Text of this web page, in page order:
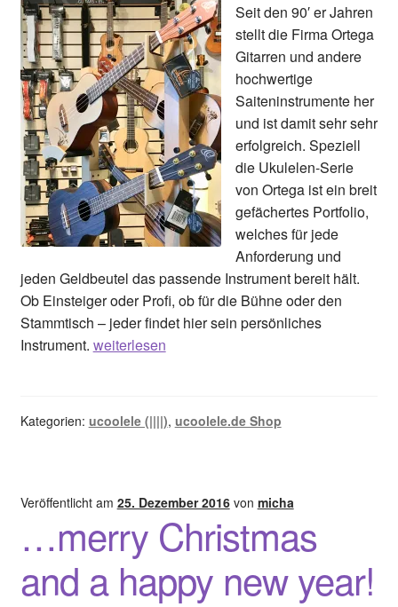
Seit den 90′ er Jahren
stellt die Firma Ortega
Gitarren und andere
hochwertige
Saiteninstrumente her
und ist damit sehr sehr
erfolgreich. Speziell
die Ukulelen-Serie
von Ortega ist ein breit
gefächertes Portfolio,
welches für jede
Anforderung und
jeden Geldbeutel das passende Instrument bereit hält.
Ob Einsteiger oder Profi, ob für die Bühne oder den
Stammtisch – jeder findet hier sein persönliches
Instrument. Welcome
weiterlesen
Kategorien: ucoolele (||||), ucoolele.de Shop
Veröffentlicht am 25. Dezember 2016 von micha
…merry Christmas
and a happy new year!